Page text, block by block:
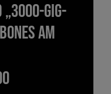
Gig-
am